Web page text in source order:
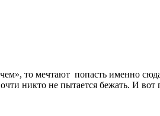
то мечтают попасть именно
никто не пытается бежать. И вот